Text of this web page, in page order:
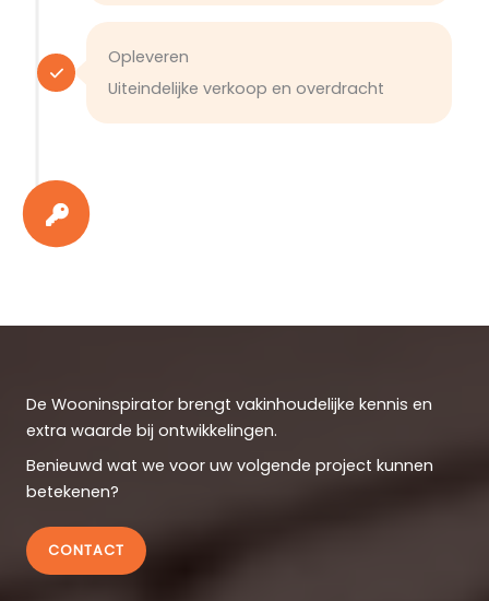
Opleveren
Uiteindelijke verkoop en overdracht
De Wooninspirator brengt vakinhoudelijke kennis en
extra waarde bij ontwikkelingen.
Benieuwd wat we voor uw volgende project kunnen
betekenen?
CONTACT